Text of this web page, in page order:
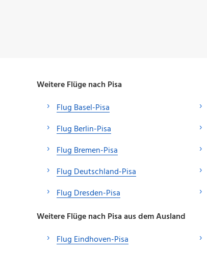
Weitere Flüge nach Pisa
Flug Basel-Pisa
Flug Berlin-Pisa
Flug Bremen-Pisa
Flug Deutschland-Pisa
Flug Dresden-Pisa
Weitere Flüge nach Pisa aus dem Ausland
Flug Eindhoven-Pisa